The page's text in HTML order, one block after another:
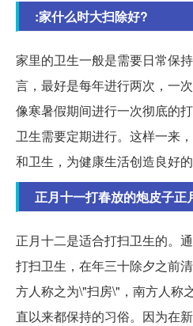
:家什么时大扫除好?
家里的卫生一般是需要日常保
言，最好是每年进行两次，一
像寒暑假期间进行一次彻底的
卫生需要定期进行。这样一来
和卫生，为健康生活创造良好的
正月十一打春放的炮皮子正
正月十二是适合打扫卫生的。
打扫卫生，在年三十除夕之前
方人称之为\"扫房\"，南方人称
直以来都保持的习俗。因为在